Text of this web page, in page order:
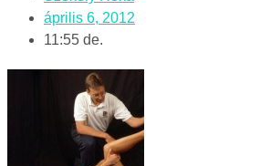
április 6, 2012
11:55 de.